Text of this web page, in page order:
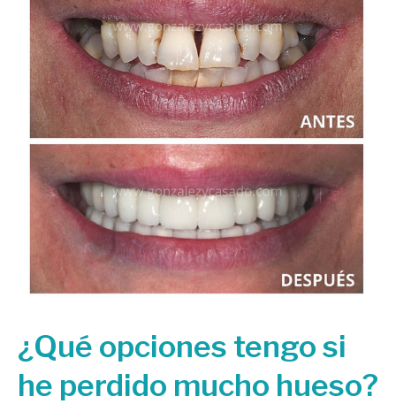
¿Qué opciones tengo si
he perdido mucho hueso?